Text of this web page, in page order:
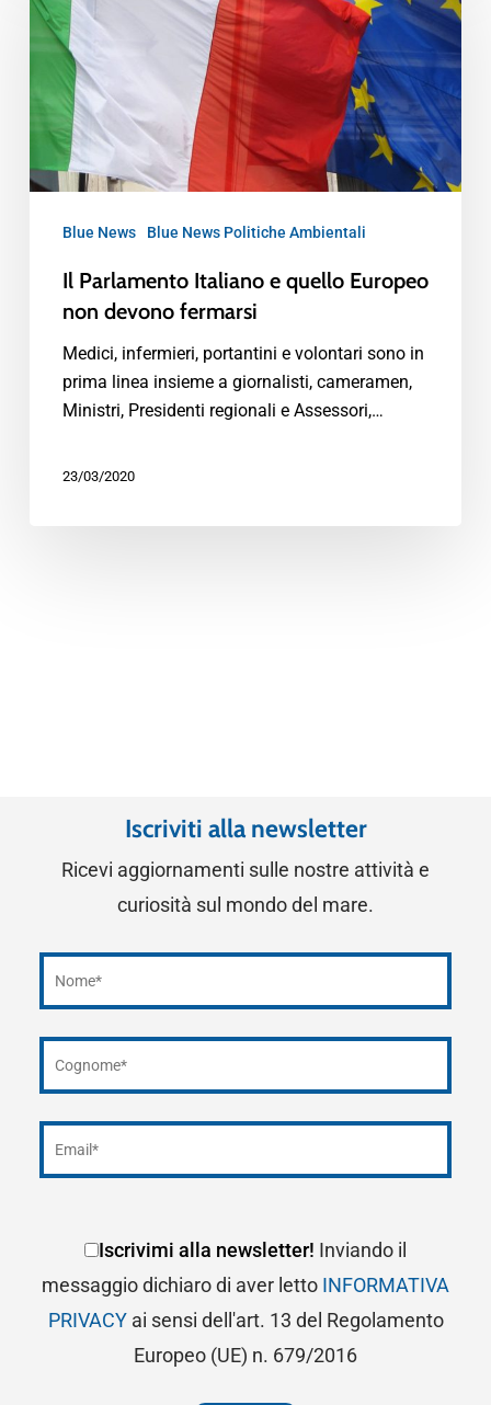
Blue News Blue News Politiche Ambientali
Il Parlamento Italiano e quello Europeo
non devono fermarsi
Medici, infermieri, portantini e volontari sono in
prima linea insieme a giornalisti, cameramen,
Ministri, Presidenti regionali e Assessori,…
23/03/2020
Iscriviti alla newsletter
Ricevi aggiornamenti sulle nostre attività e
curiosità sul mondo del mare.
Iscrivimi alla newsletter! Inviando il
messaggio dichiaro di aver letto INFORMATIVA
PRIVACYai sensi dell'art. 13 del Regolamento
Europeo (UE) n. 679/2016